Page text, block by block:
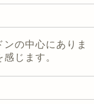
の中心にありま
じます。